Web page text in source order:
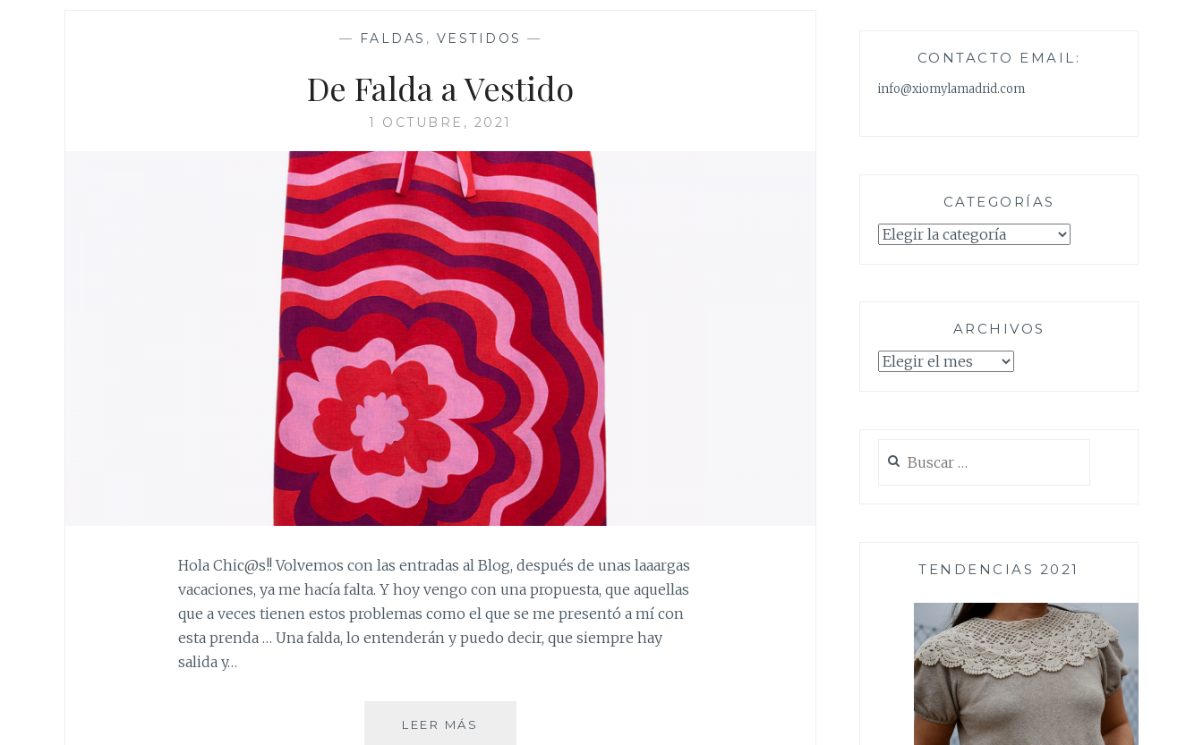
— FALDAS , VESTIDOS —
De Falda a Vestido
1 OCTUBRE, 2021
Hola Chic@s!! Volvemos con las entradas al Blog, después de unas laaargas
vacaciones, ya me hacía falta. Y hoy vengo con una propuesta, que aquellas
que a veces tienen estos problemas como el que se me presentó a mí con
esta prenda … Una falda, lo entenderán y puedo decir, que siempre hay
salida y…
LEER MÁS
CONTACTO EMAIL:
info@xiomylamadrid.com
CATEGORÍAS
Categorías
ARCHIVOS
Archivos
TENDENCIAS 2021